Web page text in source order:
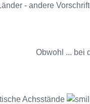
- andere
Obwohl ... bei
Achsstände